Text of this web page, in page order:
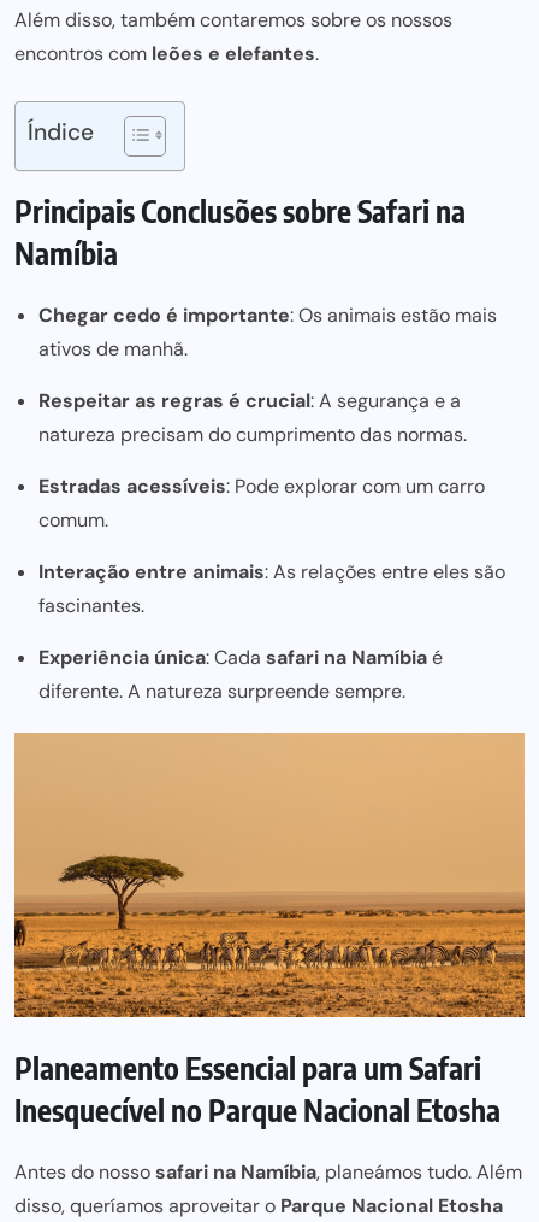
Além disso, também contaremos sobre os nossos
encontros com leões e elefantes.
Índice
Principais Conclusões sobre Safari na
Namíbia
Chegar cedo é importante: Os animais estão mais
ativos de manhã.
Respeitar as regras é crucial: A segurança e a
natureza precisam do cumprimento das normas.
Estradas acessíveis: Pode explorar com um carro
comum.
Interação entre animais: As relações entre eles são
fascinantes.
Experiência única: Cada safari na Namíbiaé
diferente. A natureza surpreende sempre.
Planeamento Essencial para um Safari
Inesquecível no Parque Nacional Etosha
Antes do nossosafari na Namíbia, planeámos tudo. Além
disso, queríamos aproveitar o Parque Nacional Etosha